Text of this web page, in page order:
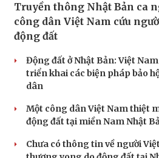
Truyền thông Nhật Bản ca
công dân Việt Nam cứu
động đất
Động đất ở Nhật Bản: Việt
triển khai các biện pháp bảo
dân
Một công dân Việt Nam thiệt
động đất tại miền Nam Nhật
Chưa có thông tin về người